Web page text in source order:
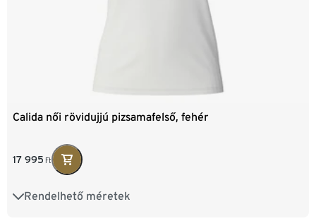
Calida női rövidujjú pizsamafelső, fehér
17 995 Ft
Rendelhető méretek
XS S M L XL